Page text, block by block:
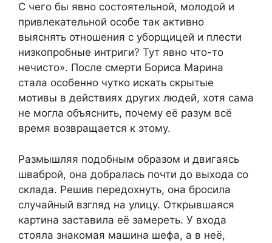
С чего бы явно состоятельной, молодой и
привлекательной особе так активно
выяснять отношения с уборщицей и плести
низкопробные интриги? Тут явно что-то
нечисто». После смерти Бориса Марина
стала особенно чутко искать скрытые
мотивы в действиях других людей, хотя сама
не могла объяснить, почему её разум всё
время возвращается к этому.
Размышляя подобным образом и двигаясь
шваброй, она добралась почти до выхода со
склада. Решив передохнуть, она бросила
случайный взгляд на улицу. Открывшаяся
картина заставила её замереть. У входа
стояла знакомая машина шефа, а в неё,